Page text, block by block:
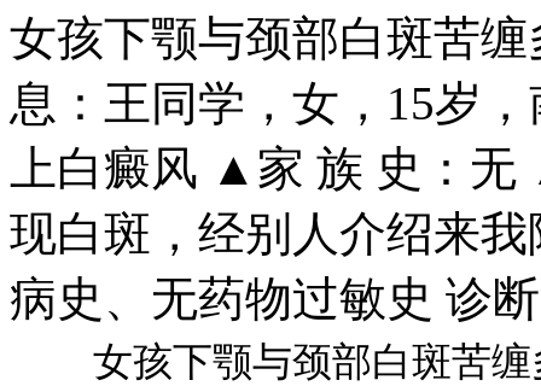
女孩下颚与颈部白斑苦
息：王同学，女，15岁
上白癜风 ▲家 族 史：
现白斑，经别人介绍来
病史、无药物过敏史 诊
女孩下颚与颈部白斑苦缠